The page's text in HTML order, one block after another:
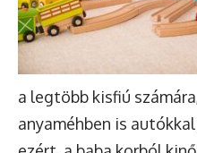
a legtöbb kisfiú
anyaméhben is